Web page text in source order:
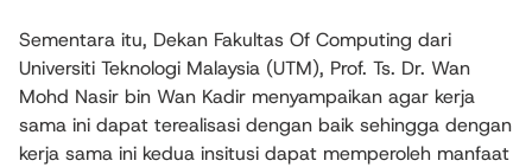
Sementara itu, Dekan Fakultas Of Computing dari
Universiti Teknologi Malaysia (UTM), Prof. Ts. Dr. Wan
Mohd Nasir bin Wan Kadir menyampaikan agar kerja
sama ini dapat terealisasi dengan baik sehingga dengan
kerja sama ini kedua insitusi dapat memperoleh manfaat